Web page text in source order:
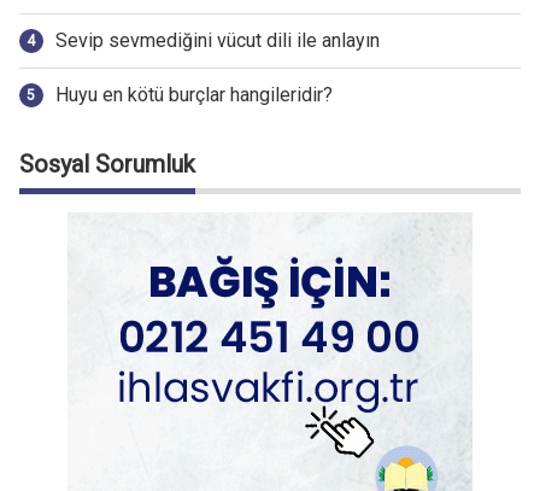
Sevip sevmediğini vücut dili ile anlayın
Huyu en kötü burçlar hangileridir?
Sosyal Sorumluk